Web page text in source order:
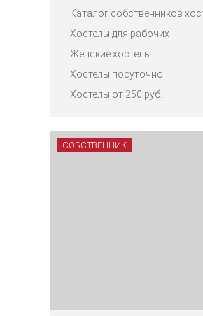
Каталог собственников
Хостелы для рабочих
Женские хостелы
Хостелы посуточно
Хостелы от 250 руб.
СОБСТВЕННИК